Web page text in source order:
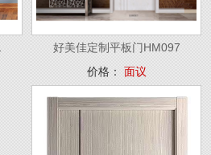
好美佳定制平板门HM097
价格： 面议